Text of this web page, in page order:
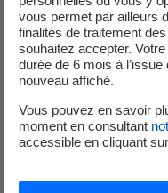
préventif, pas correctif.
Les distances de
norme NFC 11-201) :
vous permet par ailleurs
finalités de traitement
souhaitez accepter.
durée de 6 mois à
nouveau affiché.
Vous pouvez en savoir
moment en consultant
accessible en cliquant